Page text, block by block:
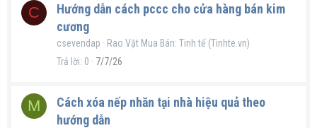
C
Hướng dẫn cách pccc cho cửa hàng bán kim
cương
csevendap
Rao Vặt Mua Bán: Tinh tế (Tinhte.vn)
Trả lời 0 7/7/26
M
Cách xóa nếp nhăn tại nhà hiệu quả theo
hướng dẫn